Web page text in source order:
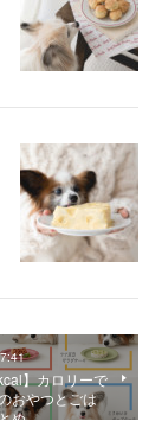
】カロリーで
おやつとごは
め